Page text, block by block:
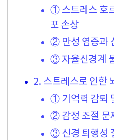
① 스트레스 호
포 손상
② 만성 염증과
③ 자율신경계
2. 스트레스로 인한
① 기억력 감퇴
② 감정 조절 문
③ 신경 퇴행성